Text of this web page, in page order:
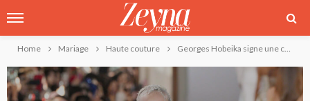
Home Mariage Haute couture Georges Hobeika signe une collection Couture Printemps-Été 2025 féerique